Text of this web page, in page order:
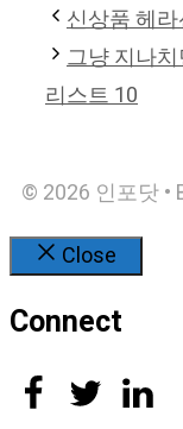
신상품 헤
그냥 지나
리스트 10
© 2026 인포닷•
Close
Connect